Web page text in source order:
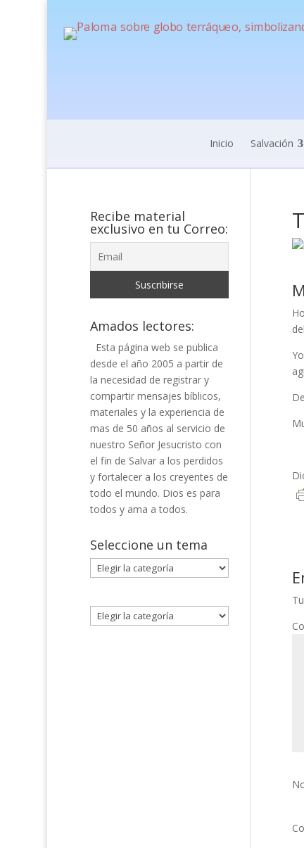
Inicio Salvación
Recibe material
exclusivo en tu Correo:
Amados lectores:
Esta página web se publica
desde el año 2005 a partir de
la necesidad de registrar y
compartir mensajes bíblicos,
materiales y la experiencia de
mas de 50 años al servicio de
nuestro Señor Jesucristo con
el fin de Salvar a los perdidos
y fortalecer a los creyentes de
todo el mundo. Dios es para
todos y ama a todos.
Seleccione un tema
Seleccione
un